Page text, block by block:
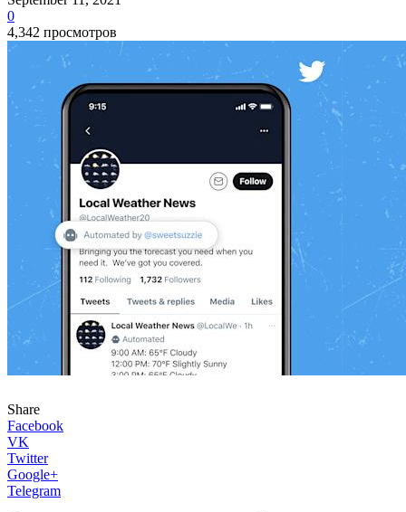
0
4,342 просмотров
Share
Facebook
VK
Twitter
Google+
Telegram